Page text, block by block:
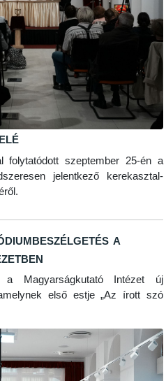
folytatódott szeptember 25-én a
jelentkező kerekasztal-
a
Magyarságkutató Intézet új
első estje „Az írott szó